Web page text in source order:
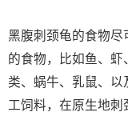
黑腹刺颈龟的食物尽
的食物，比如鱼、
类、蜗牛、乳鼠、以
工饲料，在原生地